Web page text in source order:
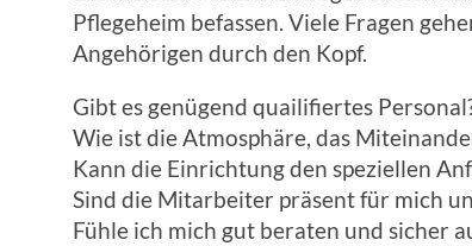
Pflegeheim befassen. Viele Fragen
Angehörigen durch den Kopf.
Gibt es genügend quailifiertes
Wie ist die Atmosphäre, das
Kann die Einrichtung den speziellen
Sind die Mitarbeiter präsent für mich
Fühle ich mich gut beraten und sicher